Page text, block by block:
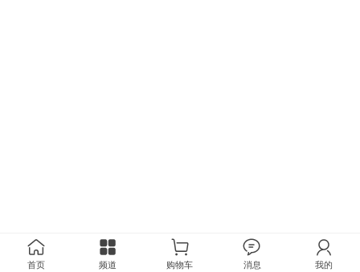
首页 频道 购物车 消息 我的